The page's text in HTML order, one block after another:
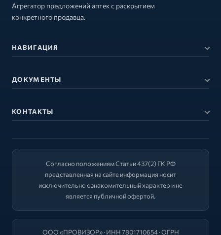
Агрегатор предложений аптек с раскрытием
конкретного продавца.
НАВИГАЦИЯ
ДОКУМЕНТЫ
КОНТАКТЫ
Согласно положениям Статьи 437(2) ГК РФ
представленная на сайте информация носит
исключительно ознакомительный характер и не
является публичной офертой.
ООО «ПРОВИЗОР» · ИНН 7801710654 · ОГРН